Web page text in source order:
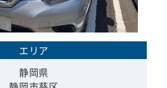
エリア
静岡県